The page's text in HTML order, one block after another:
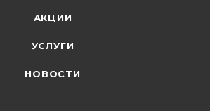
АКЦИИ
УСЛУГИ
НОВОСТИ